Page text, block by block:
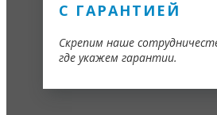
С ГАРАНТИЕЙ
Скрепим наше
где укажем гарантии.